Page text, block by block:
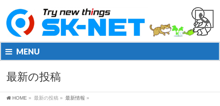
MENU
最新の投稿
HOME » 最新の投稿 » 最新情報 »